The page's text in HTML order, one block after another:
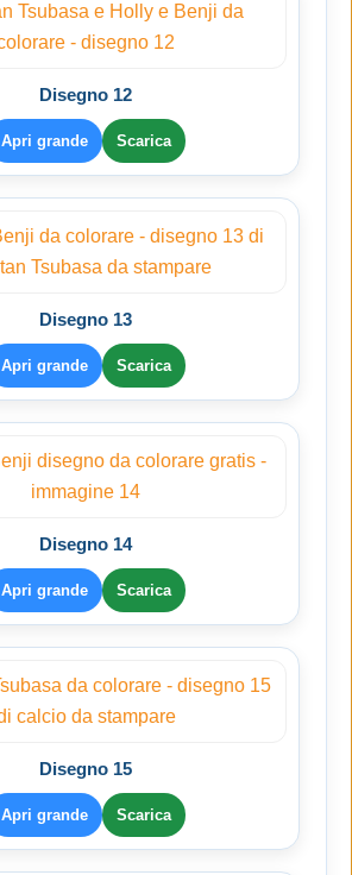
Disegno 12
Apri grande Scarica
Disegno 13
Apri grande Scarica
Disegno 14
Apri grande Scarica
Disegno 15
Apri grande Scarica